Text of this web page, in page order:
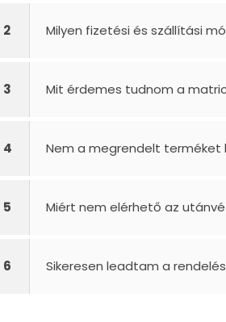
2 Milyen fizetési és szállítási
3 Mit érdemes tudnom a
4 Nem a megrendelt terméket
5 Miért nem elérhető az
6 Sikeresen leadtam a